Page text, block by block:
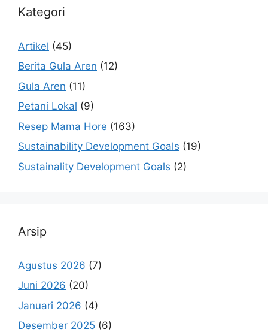
Kategori
Artikel (45)
Berita Gula Aren (12)
Gula Aren (11)
Petani Lokal (9)
Resep Mama Hore (163)
Sustainability Development Goals (19)
Sustainality Development Goals (2)
Arsip
Agustus 2026 (7)
Juni 2026 (20)
Januari 2026 (4)
Desember 2025 (6)